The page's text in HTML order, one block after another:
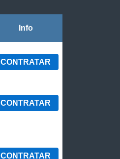
Info
CONTRATAR
CONTRATAR
CONTRATAR